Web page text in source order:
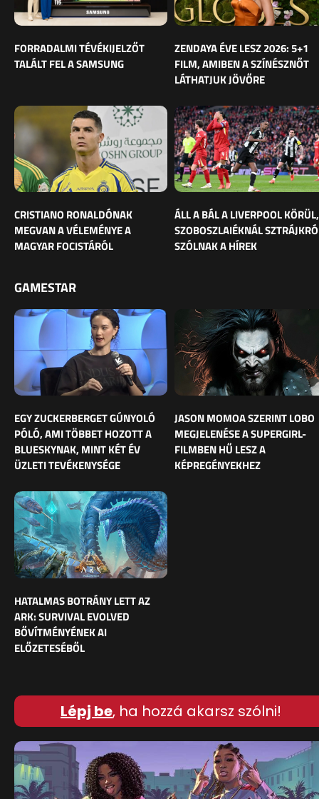
FORRADALMI TÉVÉKIJELZŐT
TALÁLT FEL A SAMSUNG
ZENDAYA ÉVE LESZ 2026: 5+1
FILM, AMIBEN A SZÍNÉSZNŐT
LÁTHATJUK JÖVŐRE
CRISTIANO RONALDÓNAK
MEGVAN A VÉLEMÉNYE A
MAGYAR FOCISTÁRÓL
ÁLL A BÁL A LIVERPOOL KÖRÜL,
SZOBOSZLAIÉKNÁL
SZÓLNAK A HÍREK
GAMESTAR
EGY ZUCKERBERGET GÚNYOLÓ
PÓLÓ, AMI TÖBBET HOZOTT A
BLUESKYNAK, MINT KÉT ÉV
ÜZLETI TEVÉKENYSÉGE
JASON MOMOA SZERINT LOBO
MEGJELENÉSE A SUPERGIRL-
FILMBEN HŰ LESZ A
KÉPREGÉNYEKHEZ
HATALMAS BOTRÁNY LETT AZ
ARK: SURVIVAL EVOLVED
BŐVÍTMÉNYÉNEK AI
ELŐZETESÉBŐL
Lépj be, ha hozzá akarsz szólni!